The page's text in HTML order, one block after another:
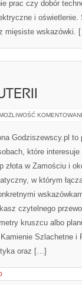
prac czy dobór
i oświetlenie.
mięsiste wskazówki.
Godziszewscy.pl
które
złota w Zamościu i
w którym
czytelnego
kruszcu albo
Szlachetne i
oraz […]